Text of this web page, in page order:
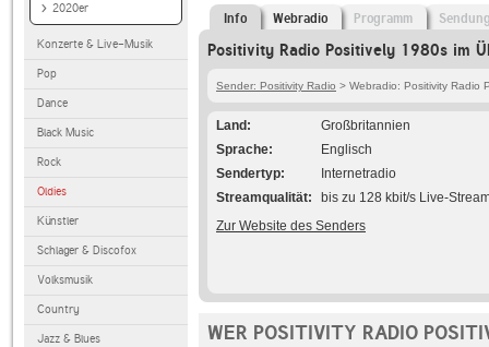
2020er
Konzerte & Live-Musik
Pop
Dance
Black Music
Rock
Oldies
Künstler
Schlager & Discofox
Volksmusik
Country
Jazz & Blues
Info Webradio Programm
Positivity Radio Positively 1980s im
Sender: Positivity Radio > Webradio: Positivity Radio
Land
Großbritannien
Sprache
Englisch
Sendertyp
Internetradio
Streamqualität
bis zu 128 kbit/s Live-
Zur Website des Senders
WER POSITIVITY RADIO